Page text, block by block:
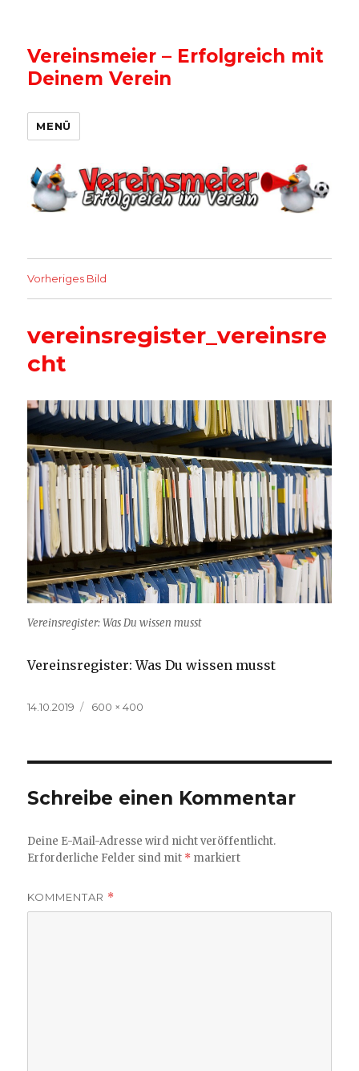
Vereinsmeier – Erfolgreich mit
Deinem Verein
MENÜ
Vorheriges Bild
vereinsregister_vereinsre
cht
Vereinsregister: Was Du wissen musst
Vereinsregister: Was Du wissen musst
Veröffentlicht
14.10.2019
Volle
600 × 400
Schreibe einen Kommentar
Deine E-Mail-Adresse wird nicht veröffentlicht.
Erforderliche Felder sind mit * markiert
KOMMENTAR *